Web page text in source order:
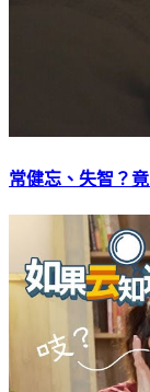
常健忘、失智？